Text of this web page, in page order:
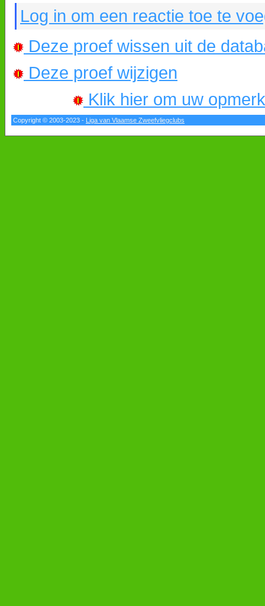
Log in om een reactie toe te
Deze proef wissen uit de
Deze proef wijzigen
Klik hier om uw
Copyright © 2003-2023 - Liga van Vlaamse Zweefvliegclubs